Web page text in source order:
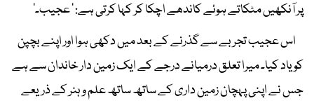
پر آنکھیں مٹکاتے ہوئے کاندھے اچکا کر کہا کرتی ہے: ' عجیب۔'
اس عجیب تجربے سے گذرنے کے بعد میں دکھی ہوا اور اپنے بچپن
کو یاد کیا۔ میرا تعلق درمیانے درجے کے ایک زمین دار خاندان سے ہے
جس نے اپنی پہچان زمین داری کے ساتھ ساتھ علم و ہنر کے ذریعے